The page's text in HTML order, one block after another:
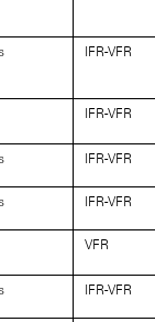
IFR-VFR
IFR-VFR
IFR-VFR
IFR-VFR
VFR
IFR-VFR